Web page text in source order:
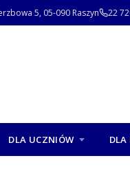
5, 05-090 Raszyn 22
DLA UCZNIÓW DLA